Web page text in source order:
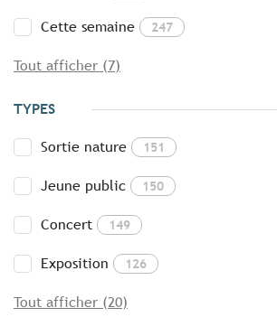
Cette semaine 247
Tout afficher (7)
TYPES
Sortie nature 151
Jeune public 150
Concert 149
Exposition 126
Tout afficher (20)